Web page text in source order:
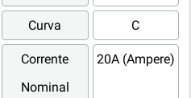
Curva C
Corrente
Nominal
20A (Ampere)